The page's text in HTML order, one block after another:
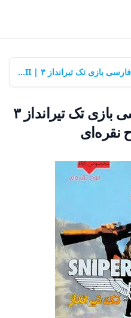
دانلود نسخه دوبله فارسی بازی تک تیرانداز ۳ | Sniper Elite III - لوح نقره‌ای
دانلود نسخه دوبله فارسی بازی تک تیرانداز ۳